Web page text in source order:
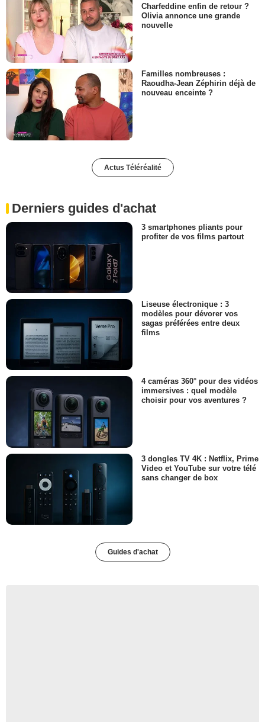
Charfeddine enfin de retour ?
Olivia annonce une grande
nouvelle
Familles nombreuses :
Raoudha-Jean Zéphirin déjà de
nouveau enceinte ?
Actus Téléréalité
Derniers guides d'achat
3 smartphones pliants pour
profiter de vos films partout
Liseuse électronique : 3
modèles pour dévorer vos
sagas préférées entre deux
films
4 caméras 360° pour des vidéos
immersives : quel modèle
choisir pour vos aventures ?
3 dongles TV 4K : Netflix, Prime
Video et YouTube sur votre télé
sans changer de box
Guides d'achat